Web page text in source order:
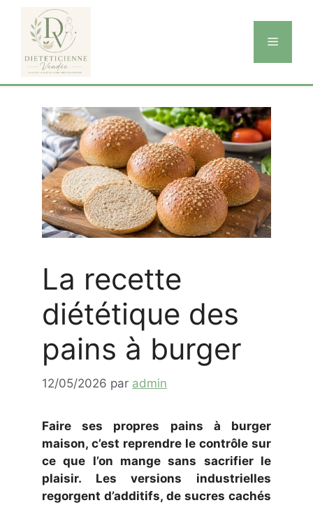
contenu
Menu
La recette
diététique des
pains à burger
12/05/2026 par admin
Faire ses propres pains à burger
maison, c’est reprendre le contrôle sur
ce que l’on mange sans sacrifier le
plaisir. Les versions industrielles
regorgent d’additifs, de sucres cachés